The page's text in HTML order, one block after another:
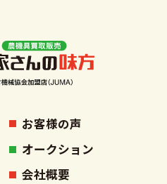
お客様の声
オークション
会社概要